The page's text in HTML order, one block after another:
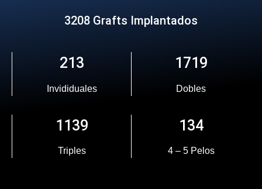
3208 Grafts Implantados
213
Invididuales
1719
Dobles
1139
Triples
134
4 – 5 Pelos